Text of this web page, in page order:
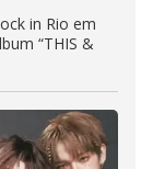
in Rio em
“THIS &